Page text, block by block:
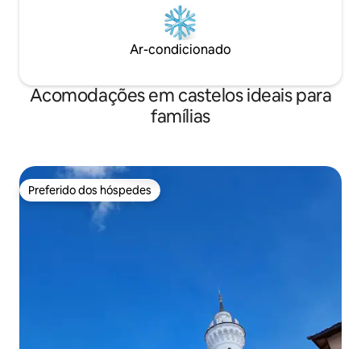
Ar-condicionado
Acomodações em castelos ideais para
famílias
Preferido dos hóspedes
Preferido dos hóspedes